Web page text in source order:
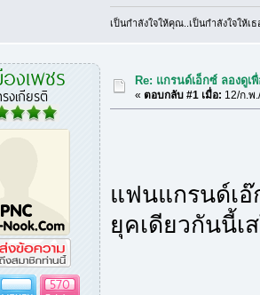
เป็นกำลังใจให้คุณ..เป็นกำลังใจให้เ
องเพชร
งเกียรติ
570
Re: แกรนด์เอ็กซ์ ลองดูเ
«ตอบกลับ #1 เมื่อ: 12/ก.พ
แฟนแกรนด์เ
ยุคเดียวกันนี้